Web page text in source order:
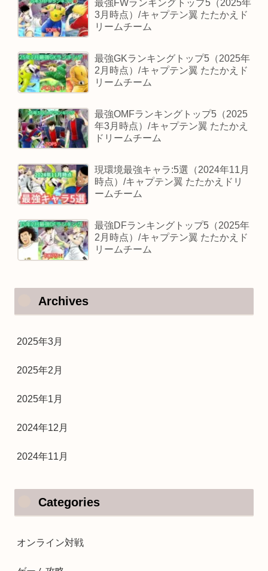
最強FWランキングトップ5（2025年
3月時点）/キャプテン翼 たたかえド
リームチーム
最強GKランキングトップ5（2025年
2月時点）/キャプテン翼 たたかえド
リームチーム
最強OMFランキングトップ5（2025
年3月時点）/キャプテン翼 たたかえ
ドリームチーム
現環境最強キャラ:5選（2024年11月
時点）/キャプテン翼 たたかえドリ
ームチーム
最強DFランキングトップ5（2025年
2月時点）/キャプテン翼 たたかえド
リームチーム
Archives
2025年3月
2025年2月
2025年1月
2024年12月
2024年11月
Categories
オンライン対戦